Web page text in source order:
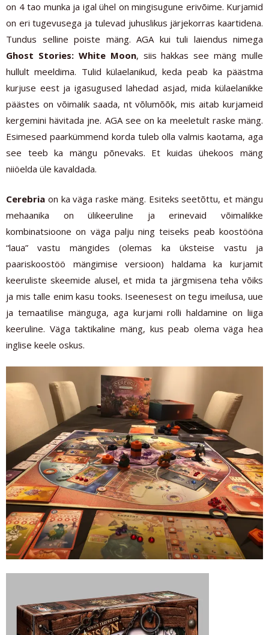
on 4 tao munka ja igal ühel on mingisugune erivõime. Kurjamid
on eri tugevusega ja tulevad juhuslikus järjekorras kaartidena.
Tundus selline poiste mäng. AGA kui tuli laiendus nimega
Ghost Stories: White Moon, siis hakkas see mäng mulle
hullult meeldima. Tulid külaelanikud, keda peab ka päästma
kurjuse eest ja igasugused lahedad asjad, mida külaelanikke
päästes on võimalik saada, nt võlumõõk, mis aitab kurjameid
kergemini hävitada jne. AGA see on ka meeletult raske mäng.
Esimesed paarkümmend korda tuleb olla valmis kaotama, aga
see teeb ka mängu põnevaks. Et kuidas ühekoos mäng
niiöelda üle kavaldada.
Cerebria on ka väga raske mäng. Esiteks seetõttu, et mängu
mehaanika on ülikeeruline ja erinevaid võimalikke
kombinatsioone on väga palju ning teiseks peab koostööna
“laua” vastu mängides (olemas ka üksteise vastu ja
paariskoostöö mängimise versioon) haldama ka kurjamit
keeruliste skeemide alusel, et mida ta järgmisena teha võiks
ja mis talle enim kasu tooks. Iseenesest on tegu imeilusa, uue
ja temaatilise mänguga, aga kurjami rolli haldamine on liiga
keeruline. Väga taktikaline mäng, kus peab olema väga hea
inglise keele oskus.